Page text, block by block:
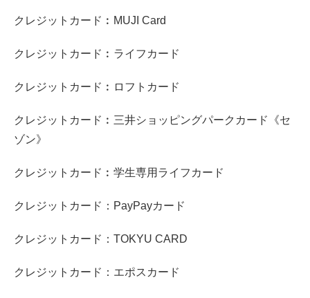
クレジットカード︰MUJI Card
クレジットカード︰ライフカード
クレジットカード︰ロフトカード
クレジットカード︰三井ショッピングパークカード《セ
ゾン》
クレジットカード︰学生専用ライフカード
クレジットカード：PayPayカード
クレジットカード：TOKYU CARD
クレジットカード：エポスカード